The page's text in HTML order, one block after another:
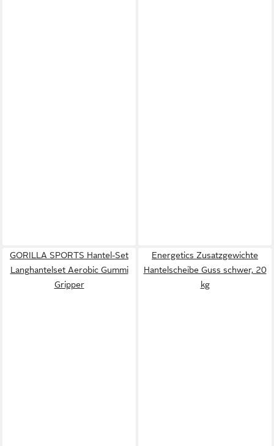
GORILLA SPORTS Hantel-Set
Langhantelset Aerobic Gummi
Gripper
Energetics Zusatzgewichte
Hantelscheibe Guss schwer, 20
kg